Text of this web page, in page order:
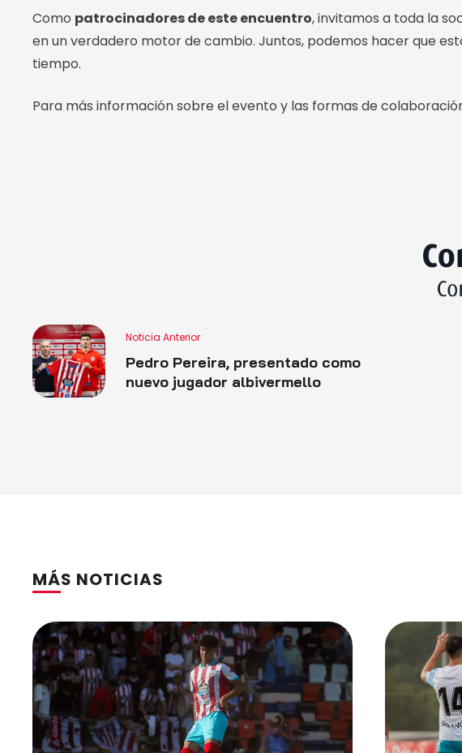
Como patrocinadores de este encuentro, invitamos a toda la
en un verdadero motor de cambio. Juntos, podemos hacer que
tiempo.
Para más información sobre el evento y las formas de
Noticia Anterior
Pedro Pereira, presentado como
nuevo jugador albivermello
MÁS NOTICIAS